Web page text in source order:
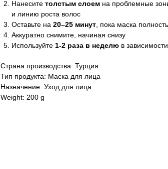
Нанесите толстым слоем на проблемные
и линию роста волос
Оставьте на 20–25 минут , пока маска
Аккуратно снимите, начиная снизу
Используйте 1-2 раза в неделю в
Страна производства: Турция
Тип продукта: Маска для лица
Назначение: Уход для лица
Weight: 200 g